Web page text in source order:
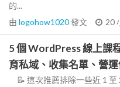
的...
由 logohow1020發文 20
5 個 WordPress 線上課
育私域、收集名單、營
📝 這次推薦排除一些近 1 至